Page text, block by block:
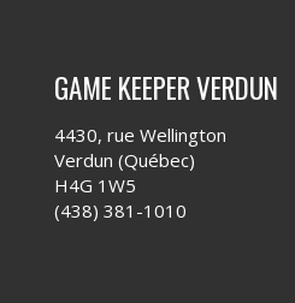
GAME KEEPER VERDUN
4430, rue Wellington
Verdun (Québec)
H4G 1W5
(438) 381-1010